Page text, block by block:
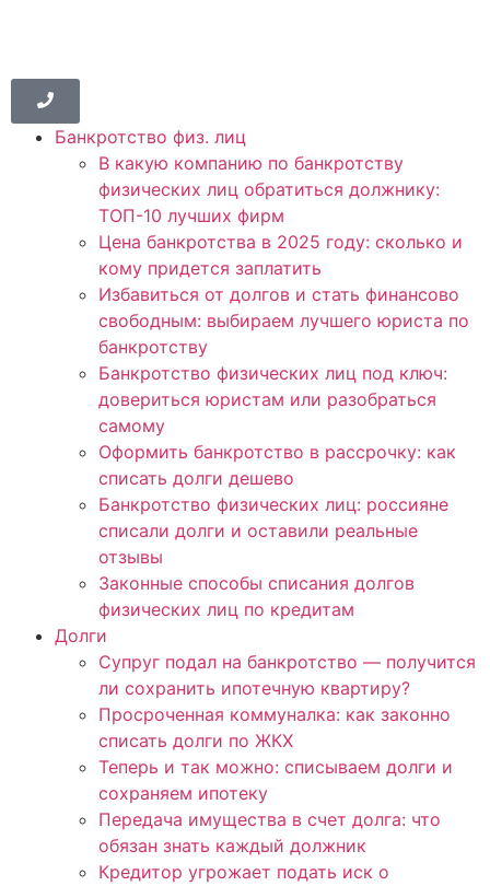
Банкротство физ. лиц
В какую компанию по банкротству
физических лиц обратиться должнику:
ТОП-10 лучших фирм
Цена банкротства в 2025 году: сколько и
кому придется заплатить
Избавиться от долгов и стать финансово
свободным: выбираем лучшего юриста по
банкротству
Банкротство физических лиц под ключ:
довериться юристам или разобраться
самому
Оформить банкротство в рассрочку: как
списать долги дешево
Банкротство физических лиц: россияне
списали долги и оставили реальные
отзывы
Законные способы списания долгов
физических лиц по кредитам
Долги
Супруг подал на банкротство — получится
ли сохранить ипотечную квартиру?
Просроченная коммуналка: как законно
списать долги по ЖКХ
Теперь и так можно: списываем долги и
сохраняем ипотеку
Передача имущества в счет долга: что
обязан знать каждый должник
Кредитор угрожает подать иск о